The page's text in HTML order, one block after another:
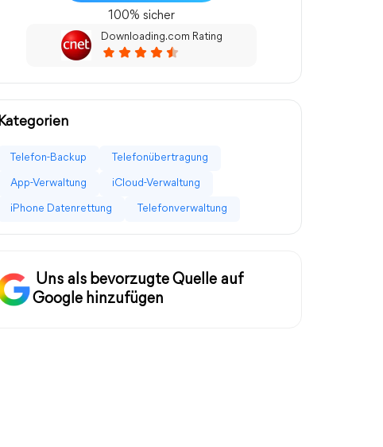
100% sicher
Downloading.com Rating
Telefon-Backup Telefonübertragung
App-Verwaltung iCloud-Verwaltung
iPhone Datenrettung Telefonverwaltung
Uns als bevorzugte Quelle auf
Google hinzufügen